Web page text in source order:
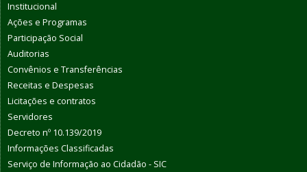
Institucional
Ações e Programas
Participação Social
Auditorias
Convênios e Transferências
Receitas e Despesas
Licitações e contratos
Servidores
Decreto nº 10.139/2019
Informações Classificadas
Serviço de Informação ao Cidadão - SIC